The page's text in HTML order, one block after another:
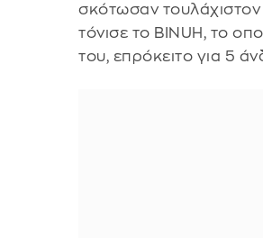
σκότωσαν
τόνισε το BINUH, το
του, επρόκειτο για 5